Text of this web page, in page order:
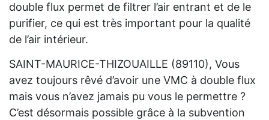
double flux permet de filtrer l’air entrant et de le
purifier, ce qui est très important pour la qualité
de l’air intérieur.
SAINT-MAURICE-THIZOUAILLE (89110), Vous
avez toujours rêvé d’avoir une VMC à double flux
mais vous n’avez jamais pu vous le permettre ?
C’est désormais possible grâce à la subvention